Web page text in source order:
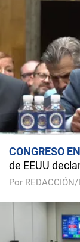
CONGRESO
de EEUU
Por